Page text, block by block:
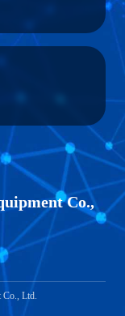
Co.,
Co., Ltd.